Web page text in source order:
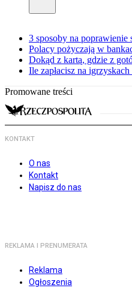
3 sposoby na
Polacy pożyczają w
Dokąd z kartą, gdzie z
Ile zapłacisz na
Promowane treści
KONTAKT
O nas
Kontakt
Napisz do nas
REKLAMA I PRENUMERATA
Reklama
Ogłoszenia